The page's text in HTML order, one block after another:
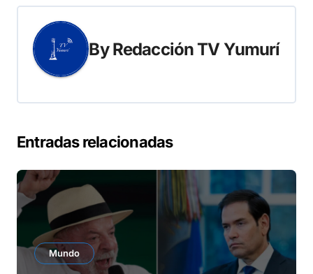
ByRedacción TV Yumurí
Entradas relacionadas
Mundo